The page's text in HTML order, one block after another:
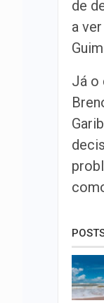
de
a
Já o